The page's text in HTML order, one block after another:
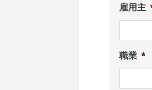
雇用主
職業 *